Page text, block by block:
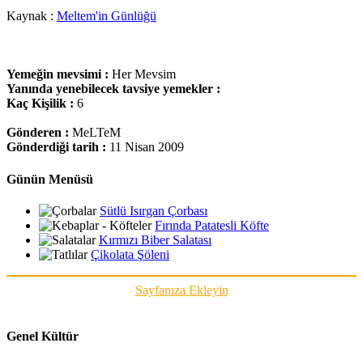
Kaynak : Meltem'in Günlüğü
Yemeğin mevsimi : Her Mevsim
Yanında yenebilecek tavsiye yemekler :
Kaç Kişilik : 6
Gönderen : MeLTeM
Gönderdiği tarih : 11 Nisan 2009
Günün Menüsü
Sütlü Isırgan Çorbası
Fırında Patatesli Köfte
Kırmızı Biber Salatası
Çikolata Şöleni
Sayfanıza Ekleyin
Genel Kültür